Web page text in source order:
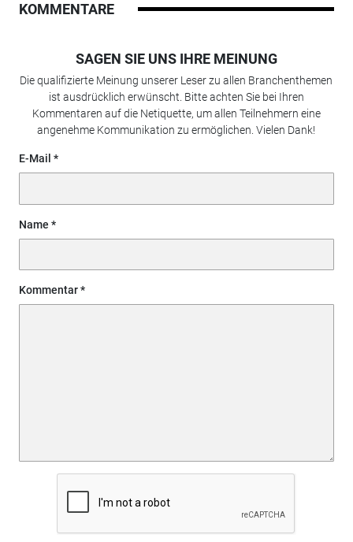
KOMMENTARE
SAGEN SIE UNS IHRE MEINUNG
Die qualifizierte Meinung unserer Leser zu allen Branchenthemen
ist ausdrücklich erwünscht. Bitte achten Sie bei Ihren
Kommentaren auf die Netiquette, um allen Teilnehmern eine
angenehme Kommunikation zu ermöglichen. Vielen Dank!
E-Mail
Name
Kommentar